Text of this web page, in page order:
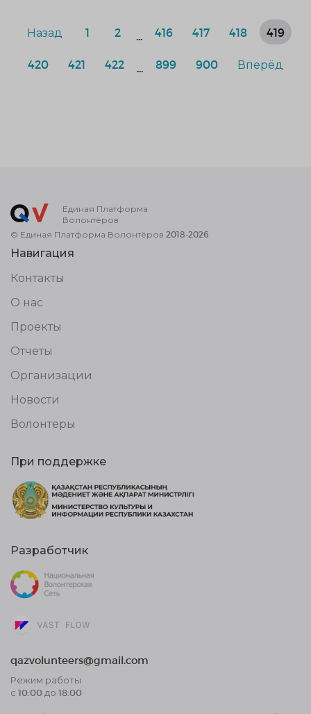
Назад 1 2 416 417 418 419
420 421 422 899 900 Вперёд
Единая Платформа
Волонтёров
© Единая Платформа Волонтёров 2018-2026
Навигация
Контакты
О нас
Проекты
Отчеты
Организации
Новости
Волонтеры
При поддержке
Разработчик
qazvolunteers@gmail.com
Режим работы
с 10:00 до 18:00